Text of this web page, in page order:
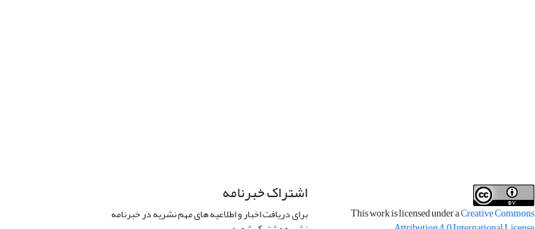
This work is licensed under aCreative Commons
اشتراک خبرنامه
برای دریافت اخبار و اطلاعیه های مهم نشریه در خبرنامه